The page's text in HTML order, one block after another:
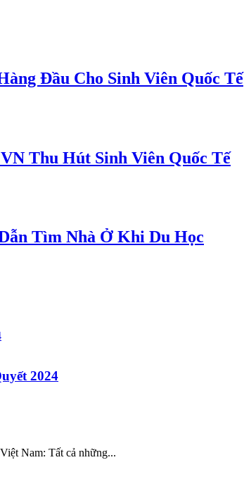
Đầu Cho Sinh Viên Quốc Tế
Thu Hút Sinh Viên Quốc Tế
Tìm Nhà Ở Khi Du Học
2024
Nam: Tất cả những...